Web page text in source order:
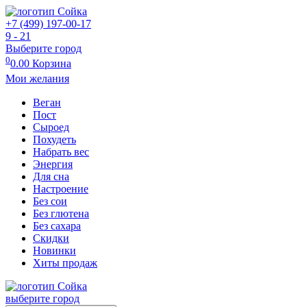
+7 (499) 197-00-17
9 - 21
Выберите город
00.00 Корзина
Мои желания
Веган
Пост
Сыроед
Похудеть
Набрать вес
Энергия
Для сна
Настроение
Без сои
Без глютена
Без сахара
Скидки
Новинки
Хиты продаж
выберите город